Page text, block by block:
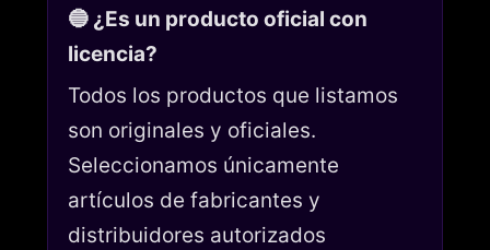
🔵 ¿Es un producto oficial con
licencia?
Todos los productos que listamos
son originales y oficiales.
Seleccionamos únicamente
artículos de fabricantes y
distribuidores autorizados